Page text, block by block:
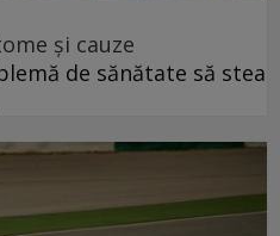
și cauze
de sănătate să stea